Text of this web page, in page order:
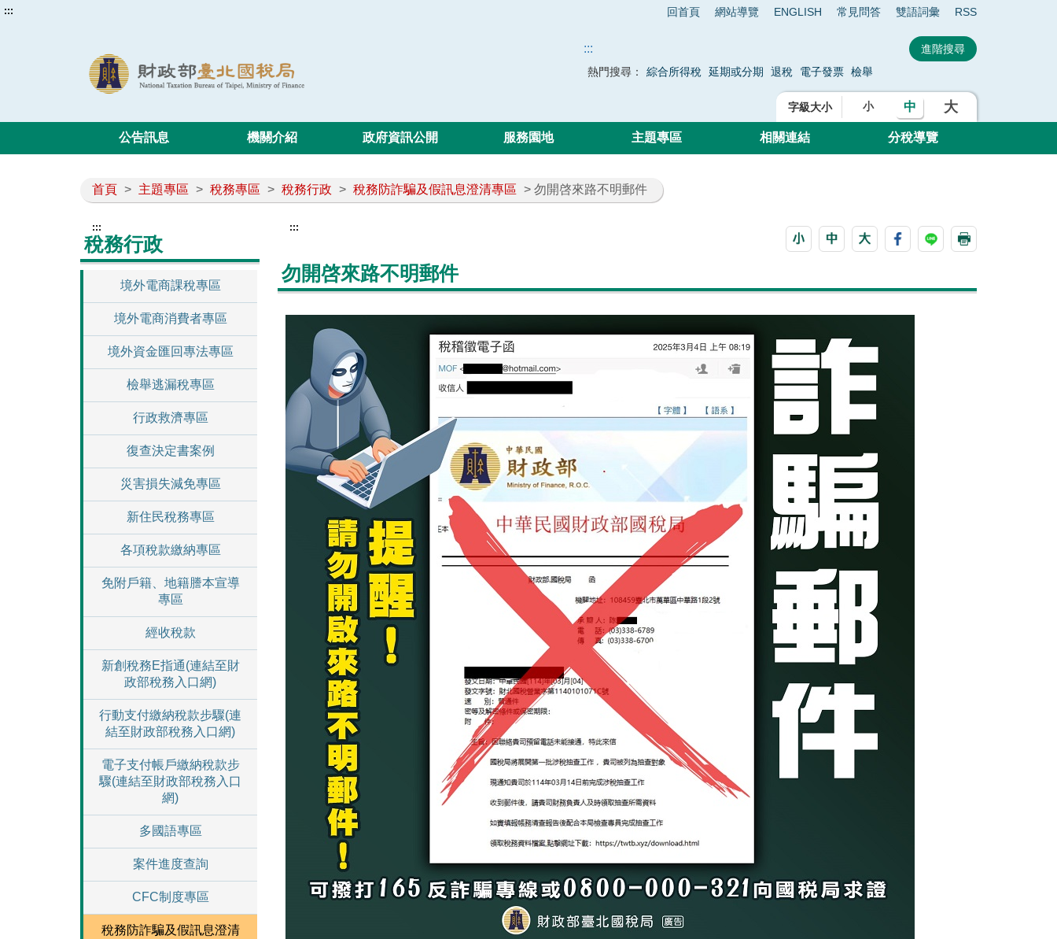
::: 回首頁 網站導覽 ENGLISH 常見問答 雙語詞彙 RSS
:::
熱門搜尋： 綜合所得稅 延期或分期 退稅 電子發票 檢舉
字級大小 小 中 大
公告訊息 機關介紹 政府資訊公開 服務園地 主題專區 相關連結 分稅導覽
首頁 > 主題專區 > 稅務專區 > 稅務行政 > 稅務防詐騙及假訊息澄清專區 > 勿開啓來路不明郵件
:::
稅務行政
境外電商課稅專區
境外電商消費者專區
境外資金匯回專法專區
檢舉逃漏稅專區
行政救濟專區
復查決定書案例
災害損失減免專區
新住民稅務專區
各項稅款繳納專區
免附戶籍、地籍謄本宣導
專區
經收稅款
新創稅務E指通(連結至財
政部稅務入口網)
行動支付繳納稅款步驟(連
結至財政部稅務入口網)
電子支付帳戶繳納稅款步
驟(連結至財政部稅務入口
網)
多國語專區
案件進度查詢
CFC制度專區
稅務防詐騙及假訊息澄清
:::
勿開啓來路不明郵件